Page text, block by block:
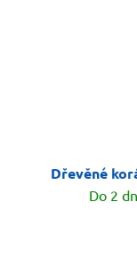
Dřevěné
Do 2